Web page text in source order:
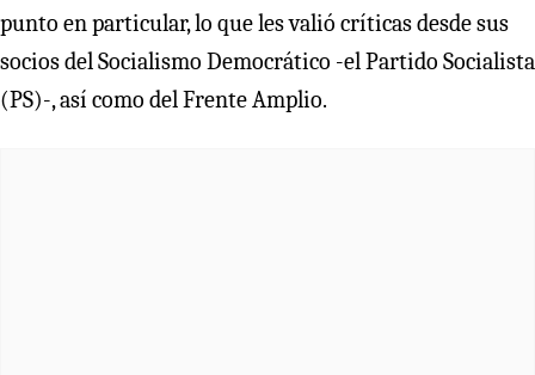
punto en particular, lo que les valió críticas desde sus
socios del Socialismo Democrático -el Partido Socialista
(PS)-, así como del Frente Amplio.